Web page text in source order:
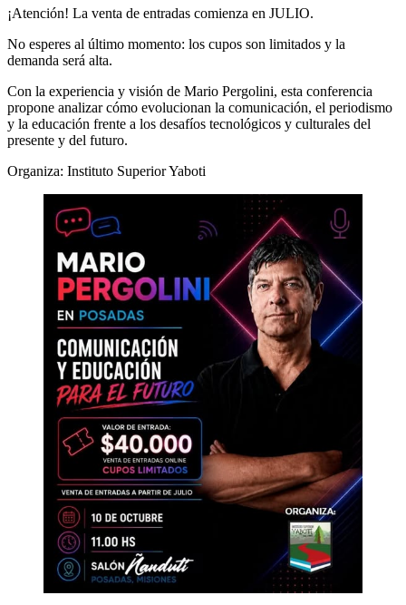
¡Atención! La venta de entradas comienza en JULIO.
No esperes al último momento: los cupos son limitados y la
demanda será alta.
Con la experiencia y visión de Mario Pergolini, esta conferencia
propone analizar cómo evolucionan la comunicación, el periodismo
y la educación frente a los desafíos tecnológicos y culturales del
presente y del futuro.
Organiza: Instituto Superior Yaboti